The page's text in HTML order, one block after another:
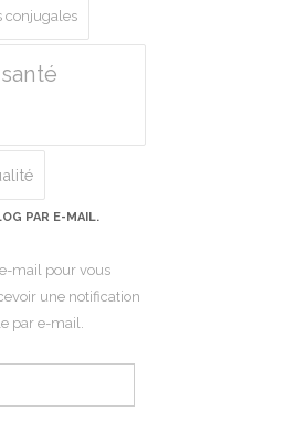
conjugales
PAR E-MAIL.
mail pour vous
une notification
par e-mail.